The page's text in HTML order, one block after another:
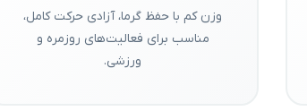
وزن کم با حفظ گرما، آزادی حرکت کامل،
مناسب برای فعالیت‌های روزمره و
ورزشی.